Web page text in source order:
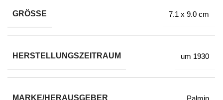
GRÖSSE 7.1 x 9.0 cm
HERSTELLUNGSZEITRAUM um 1930
MARKE/HERAUSGEBER Palmin